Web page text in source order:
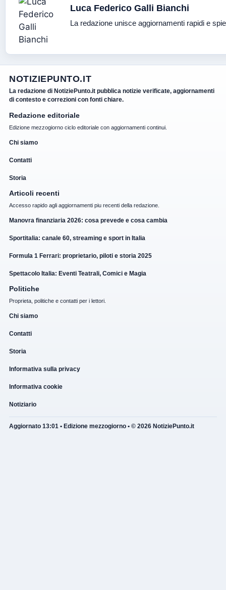
Luca Federico Galli Bianchi
La redazione unisce aggiornamenti rapidi e
NOTIZIEPUNTO.IT
La redazione di NotiziePunto.it pubblica notizie verificate, aggiornamenti
di contesto e correzioni con fonti chiare.
Redazione editoriale
Edizione mezzogiorno ciclo editoriale con aggiornamenti continui.
Chi siamo
Contatti
Storia
Articoli recenti
Accesso rapido agli aggiornamenti piu recenti della redazione.
Manovra finanziaria 2026: cosa prevede e cosa cambia
Sportitalia: canale 60, streaming e sport in Italia
Formula 1 Ferrari: proprietario, piloti e storia 2025
Spettacolo Italia: Eventi Teatrali, Comici e Magia
Politiche
Proprieta, politiche e contatti per i lettori.
Chi siamo
Contatti
Storia
Informativa sulla privacy
Informativa cookie
Notiziario
Aggiornato 13:01 • Edizione mezzogiorno • © 2026 NotiziePunto.it